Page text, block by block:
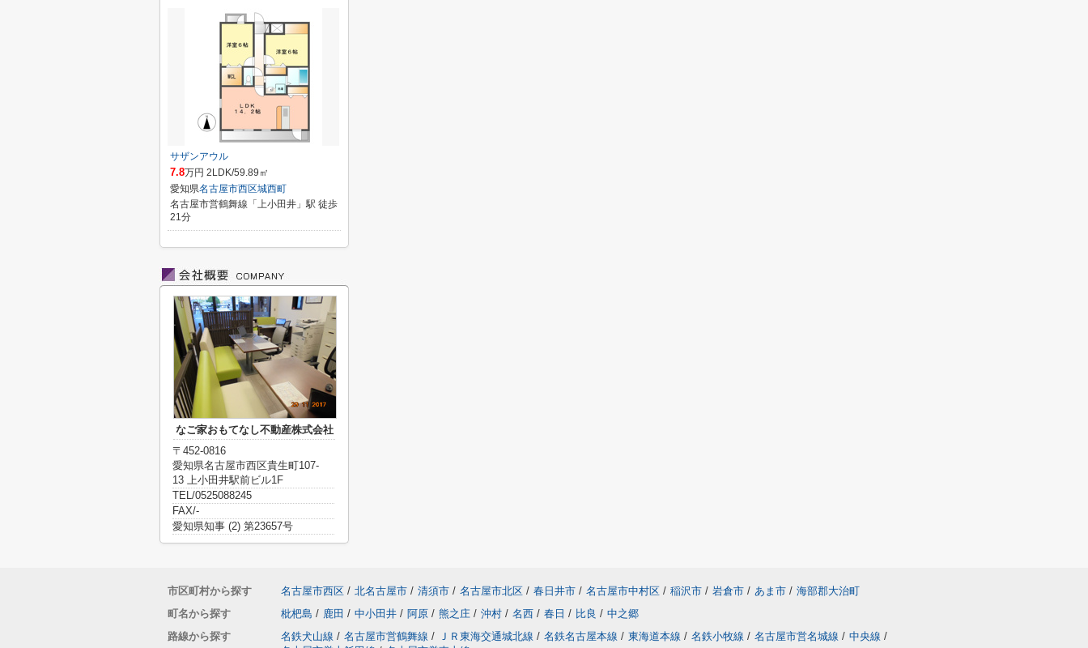
サザンアウル
7.8万円 2LDK/59.89㎡
愛知県名古屋市西区城西町
名古屋市営鶴舞線「上小田井」駅 徒歩
21分
なご家おもてなし不動産株式会社
〒452-0816
愛知県名古屋市西区貴生町107-
13 上小田井駅前ビル1F
TEL/0525088245
FAX/-
愛知県知事 (2) 第23657号
市区町村から探す 名古屋市西区 / 北名古屋市 / 清須市 / 名古屋市北区 / 春日井市 / 名古屋市中村区 / 稲沢市 / 岩倉市 / あま市 / 海部郡大治町
町名から探す
枇杷島 / 鹿田 / 中小田井 / 阿原 / 熊之庄 / 沖村 / 名西 / 春日 / 比良 / 中之郷
路線から探す
名鉄犬山線 / 名古屋市営鶴舞線 / ＪＲ東海交通城北線 / 名鉄名古屋本線 / 東海道本線 / 名鉄小牧線 / 名古屋市営名城線 / 中央線 /